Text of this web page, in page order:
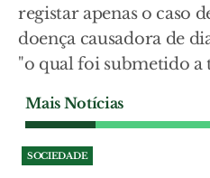
registar apenas o caso
doença causadora de
"o qual foi submetido a
Mais Notícias
SOCIEDADE